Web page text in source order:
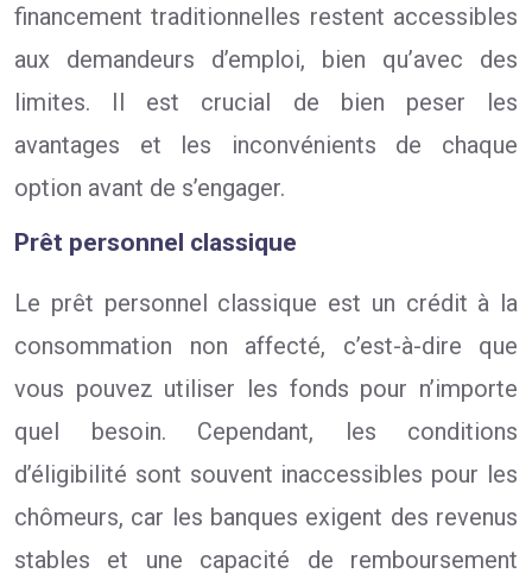
financement traditionnelles restent accessibles
aux demandeurs d’emploi, bien qu’avec des
limites. Il est crucial de bien peser les
avantages et les inconvénients de chaque
option avant de s’engager.
Prêt personnel classique
Le prêt personnel classique est un crédit à la
consommation non affecté, c’est-à-dire que
vous pouvez utiliser les fonds pour n’importe
quel besoin. Cependant, les conditions
d’éligibilité sont souvent inaccessibles pour les
chômeurs, car les banques exigent des revenus
stables et une capacité de remboursement